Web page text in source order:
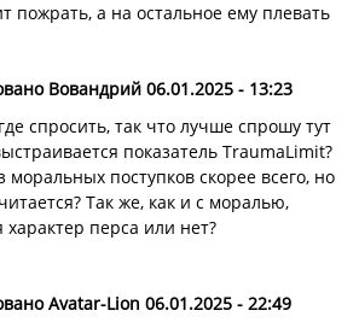
пожрать, а на остальное ему плевать
Вовандрий 06.01.2025 - 13:23
спросить, так что лучше спрошу тут
показатель TraumaLimit?
моральных поступков скорее всего, но
Так же, как и с моралью,
характер перса или нет?
Avatar-Lion 06.01.2025 - 22:49